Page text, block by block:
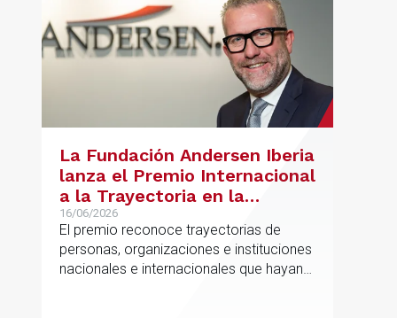
La Fundación Andersen Iberia
lanza el Premio Internacional
a la Trayectoria en la
Promoción de la Educación
16/06/2026
El premio reconoce trayectorias de
personas, organizaciones e instituciones
nacionales e internacionales que hayan